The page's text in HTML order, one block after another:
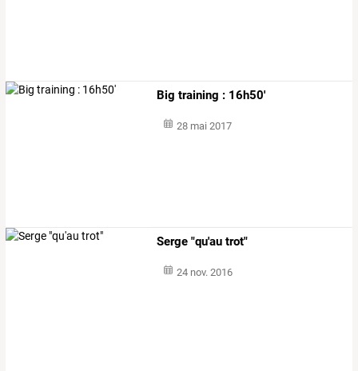
Big training : 16h50'
28 mai 2017
Serge "qu'au trot"
24 nov. 2016